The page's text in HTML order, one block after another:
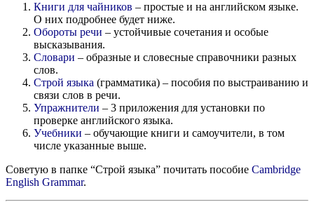
Книги для чайников – простые и на английском языке.
О них подробнее будет ниже.
Обороты речи – устойчивые сочетания и особые
высказывания.
Словари – образные и словесные справочники разных
слов.
Строй языка (грамматика) – пособия по выстраиванию и
связи слов в речи.
Упражнители – 3 приложения для установки по
проверке английского языка.
Учебники – обучающие книги и самоучители, в том
числе указанные выше.
Советую в папке “Строй языка” почитать пособие Cambridge
English Grammar.